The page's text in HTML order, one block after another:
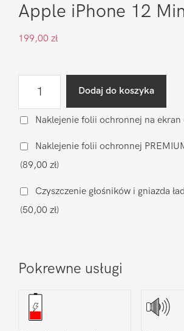
Apple iPhone 12
199,00 zł
po
Apple
iPhone
12
Mini
Dodaj do koszyka
Naklejenie folii ochronnej na ekran
Naklejenie folii ochronnej
(89,00 zł)
Czyszczenie głośników i gniazda
(50,00 zł)
Pokrewne usługi